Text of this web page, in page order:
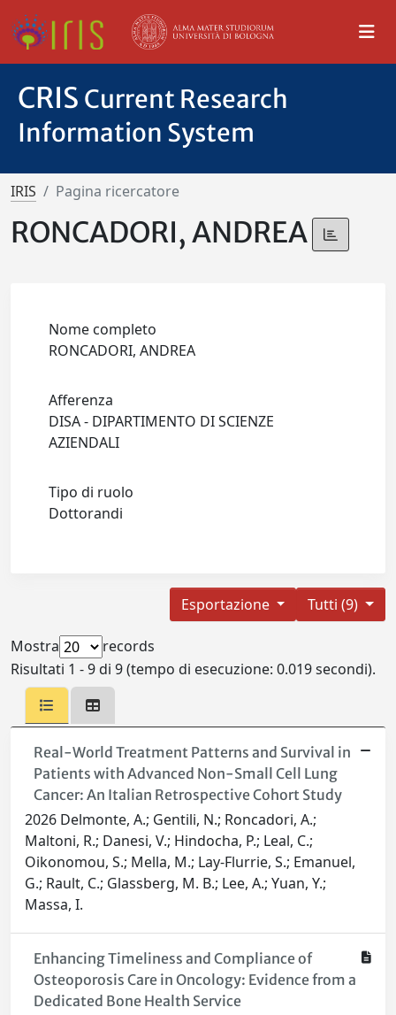
CRIS Current Research
Information System
IRIS Pagina ricercatore
RONCADORI, ANDREA
Nome completo
RONCADORI, ANDREA
Afferenza
DISA - DIPARTIMENTO DI SCIENZE
AZIENDALI
Tipo di ruolo
Dottorandi
Tutti (9)
Esportazione
Mostra
records
Risultati 1 - 9 di 9 (tempo di esecuzione: 0.019 secondi).
Real-World Treatment Patterns and Survival in
Patients with Advanced Non-Small Cell Lung
Cancer: An Italian Retrospective Cohort Study
2026 Delmonte, A.; Gentili, N.; Roncadori, A.;
Maltoni, R.; Danesi, V.; Hindocha, P.; Leal, C.;
Oikonomou, S.; Mella, M.; Lay-Flurrie, S.; Emanuel,
G.; Rault, C.; Glassberg, M. B.; Lee, A.; Yuan, Y.;
Massa, I.
Enhancing Timeliness and Compliance of
Osteoporosis Care in Oncology: Evidence from a
Dedicated Bone Health Service